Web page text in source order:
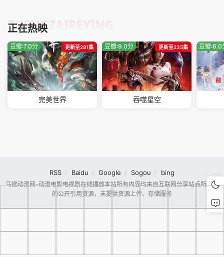
正在热映
ZHENGZAIREYING
更新至281集
豆瓣:7.0分
完美世界
更新至235集
豆瓣:9.0分
吞噬星空
豆瓣:6.0
RSS Baidu Google Sogou bing
马猴动漫网-动漫电影电视剧在线播放本站所有内容均来自互联网分享站点所提供
的公开引用资源，未提供资源上传、存储服务